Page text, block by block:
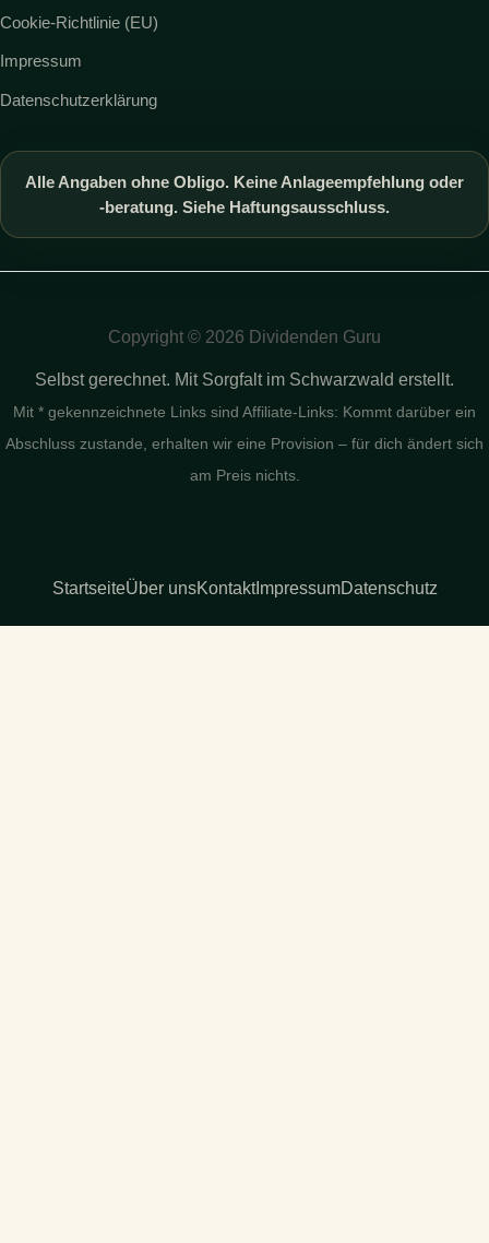
Cookie-Richtlinie (EU)
Impressum
Datenschutzerklärung
Alle Angaben ohne Obligo. Keine Anlageempfehlung oder
-beratung. Siehe Haftungsausschluss.
Copyright © 2026 Dividenden Guru
Selbst gerechnet. Mit Sorgfalt im Schwarzwald erstellt.
Mit * gekennzeichnete Links sind Affiliate-Links: Kommt darüber ein
Abschluss zustande, erhalten wir eine Provision – für dich ändert sich
am Preis nichts.
StartseiteÜber unsKontaktImpressumDatenschutz